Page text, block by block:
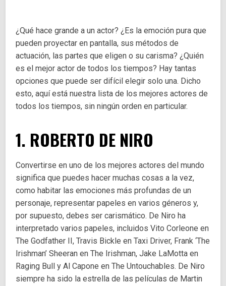
¿Qué hace grande a un actor? ¿Es la emoción pura que
pueden proyectar en pantalla, sus métodos de
actuación, las partes que eligen o su carisma? ¿Quién
es el mejor actor de todos los tiempos? Hay tantas
opciones que puede ser difícil elegir solo una. Dicho
esto, aquí está nuestra lista de los mejores actores de
todos los tiempos, sin ningún orden en particular.
1. ROBERTO DE NIRO
Convertirse en uno de los mejores actores del mundo
significa que puedes hacer muchas cosas a la vez,
como habitar las emociones más profundas de un
personaje, representar papeles en varios géneros y,
por supuesto, debes ser carismático. De Niro ha
interpretado varios papeles, incluidos Vito Corleone en
The Godfather II, Travis Bickle en Taxi Driver, Frank ‘The
Irishman’ Sheeran en The Irishman, Jake LaMotta en
Raging Bull y Al Capone en The Untouchables. De Niro
siempre ha sido la estrella de las películas de Martin